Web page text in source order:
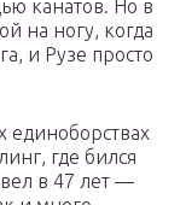
канатов. Но в
на ногу, когда
и Рузе просто
единоборствах
где бился
в 47 лет —